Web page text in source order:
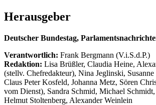
Herausgeber
Deutscher Bundestag,
Verantwortlich: Frank Bergmann (V.i.S.d.P.)
Redaktion: Lisa Brüßler, Claudia Heine,
(stellv. Chefredakteur), Nina Jeglinski,
Claus Peter Kosfeld, Johanna Metz, Sören
vom Dienst), Sandra Schmid, Michael
Helmut Stoltenberg, Alexander Weinlein